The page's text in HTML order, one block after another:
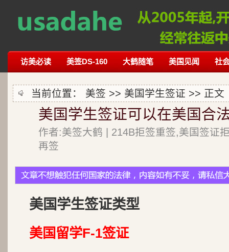
访美必读 美签DS-160 大鹤随笔 美国见闻 社
当前位置： 美签 >> 美国学生签证 >> 正文
美国学生签证可以在美国合
作者:美签大鹤 | 214B拒签重签,美国签证
再签
美国学生签证类型
美国留学F-1签证